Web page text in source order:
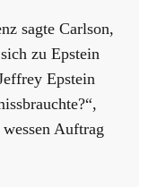
sagte Carlson,
zu Epstein
Epstein
Auftrag